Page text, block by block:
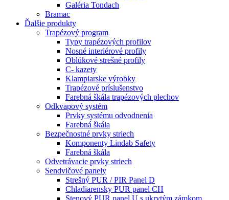
Galéria Tondach
Bramac
Ďalšie produkty
Trapézový program
Typy trapézových profilov
Nosné interiérové profily
Oblúkové strešné profily
C- kazety
Klampiarske výrobky
Trapézové príslušenstvo
Farebná škála trapézových plechov
Odkvapový systém
Prvky systému odvodnenia
Farebná škála
Bezpečnostné prvky striech
Komponenty Lindab Safety
Farebná škála
Odvetrávacie prvky striech
Sendvičové panely
Strešný PUR / PIR Panel D
Chladiarensky PUR panel CH
Stenový PUR panel U s ukrytým zámkom